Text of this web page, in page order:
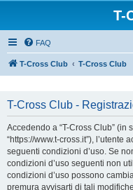
T-
FAQ
T-Cross Club T-Cross Club
T-Cross Club -
Accedendo a “T-Cross Club” (in
“https://www.t-cross.it”),
seguenti condizioni d’uso. Se
condizioni d’uso seguenti non
condizioni d’uso possono
premura avvisarti di tali